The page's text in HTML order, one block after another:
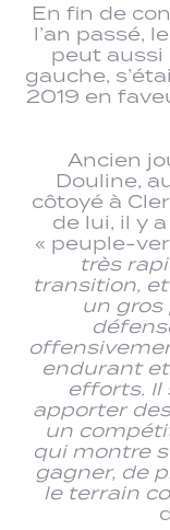
En fin de
l’an passé,
peut aussi
gauche,
2019 en
Ancien
Douline,
côtoyé à
de lui, il y
« peuple-
très
transition, et
un gros
endurant
efforts. Il
apporter
un
qui montre
gagner, de
le terrain